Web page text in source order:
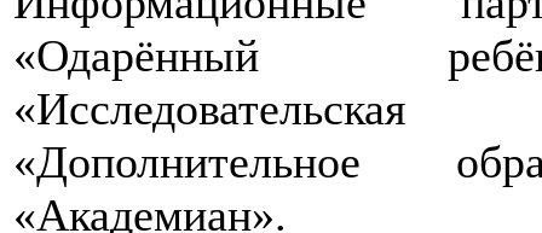
«Одарённый
«Дополнительное
«Академиан».